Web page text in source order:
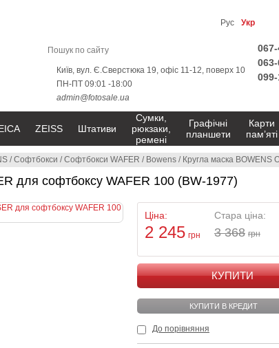
/Софтбокси /Софтбокси WAFER / Bowens / Кругла маска BOWENS OVAL
для софтбоксу WAFER 100 (BW-1977)
Ціна:
2 245 грн
Стара ціна:
3 368 грн
КУПИТИ
КУПИТИ В КРЕДИТ
До порівняння
Рус Укр
Київ, вул. Є.Сверстюка 19, офіс 11-12, поверх 10
ПН-ПТ 09:01 -18:00
admin@fotosale.ua
ZEISS Штативи
Сумки,
рюкзаки,
ремені
Графічні
планшети
Карти
пам’яті